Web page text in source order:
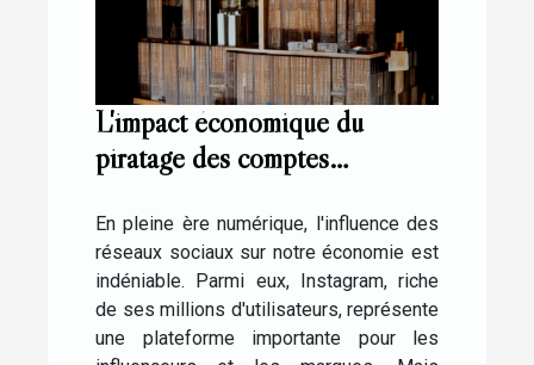
L'impact économique du
piratage des comptes
influenceurs
En pleine ère numérique, l'influence des
réseaux sociaux sur notre économie est
indéniable. Parmi eux, Instagram, riche
de ses millions d'utilisateurs, représente
une plateforme importante pour les